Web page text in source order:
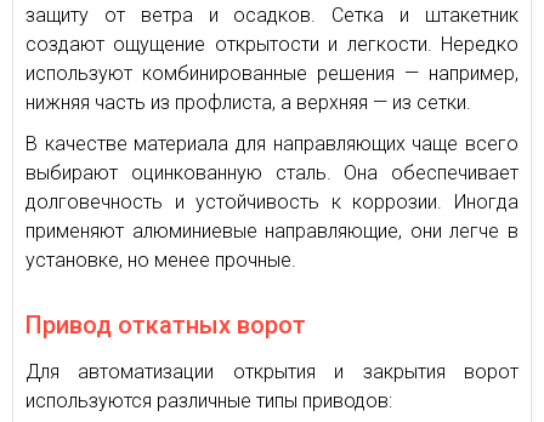
защиту от ветра и осадков. Сетка и штакетник
создают ощущение открытости и легкости. Нередко
используют комбинированные решения — например,
нижняя часть из профлиста, а верхняя — из сетки.
В качестве материала для направляющих чаще всего
выбирают оцинкованную сталь. Она обеспечивает
долговечность и устойчивость к коррозии. Иногда
применяют алюминиевые направляющие, они легче в
установке, но менее прочные.
Привод откатных ворот
Для автоматизации открытия и закрытия ворот
используются различные типы приводов: